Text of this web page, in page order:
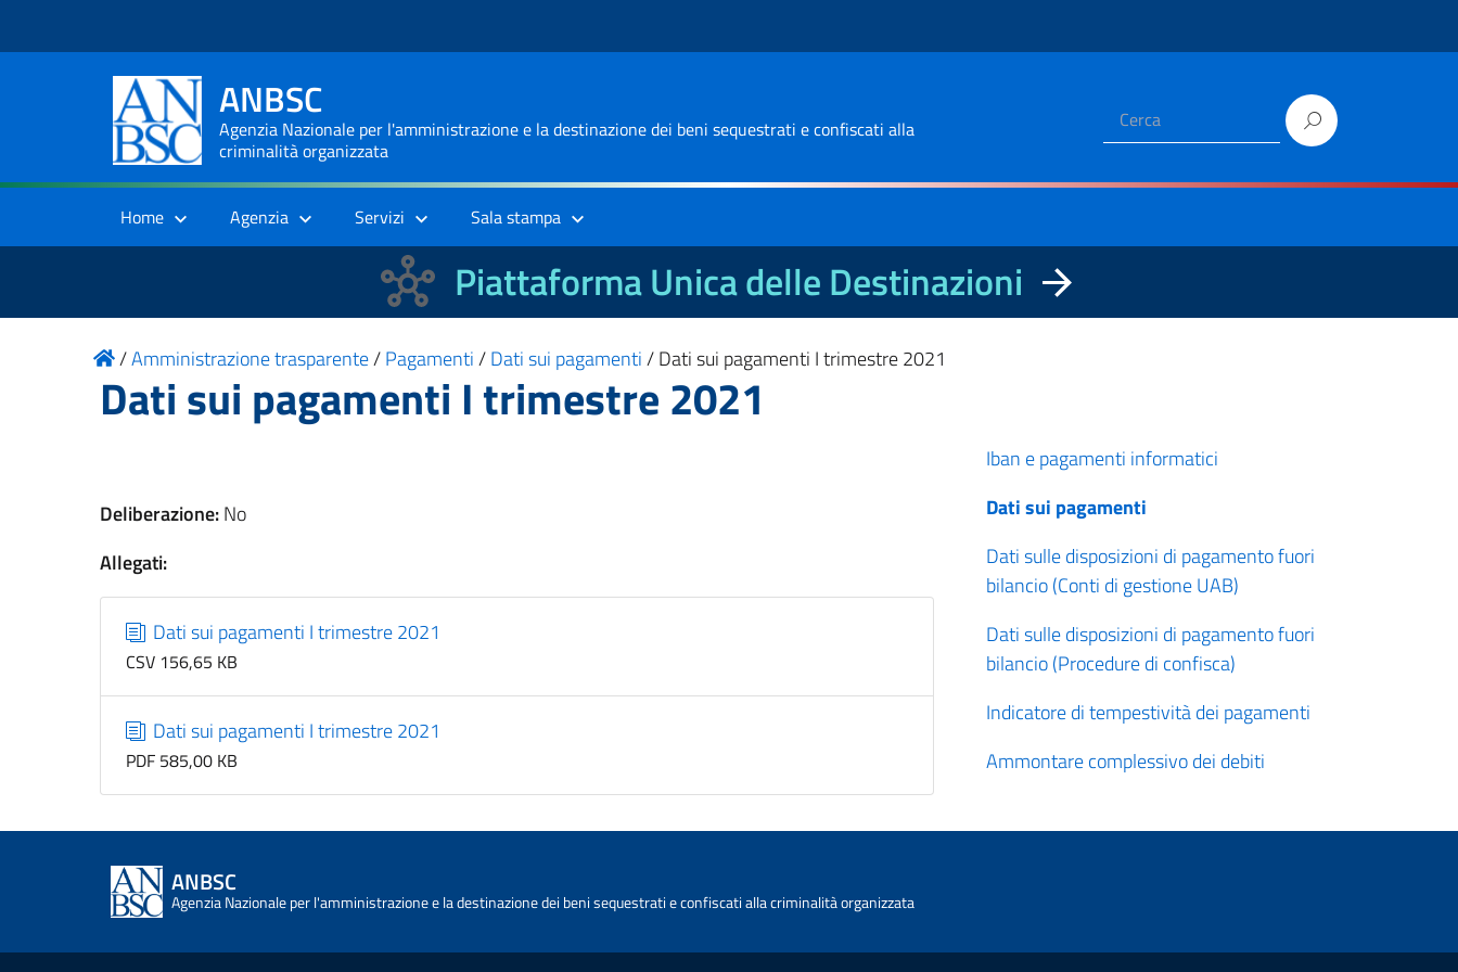
ANBSC
Agenzia Nazionale per l'amministrazione e la destinazione dei beni sequestrati e confiscati alla
criminalità organizzata
Home Agenzia Servizi Sala stampa
Piattaforma Unica delle Destinazioni
/Amministrazione trasparente/Pagamenti/Dati sui pagamenti/Dati sui pagamenti I trimestre 2021
Dati sui pagamenti I trimestre 2021
Deliberazione:No
Allegati:
Dati sui pagamenti I trimestre 2021
CSV 156,65 KB
Dati sui pagamenti I trimestre 2021
PDF 585,00 KB
Iban e pagamenti informatici
Dati sui pagamenti
Dati sulle disposizioni di pagamento fuori
bilancio (Conti di gestione UAB)
Dati sulle disposizioni di pagamento fuori
bilancio (Procedure di confisca)
Indicatore di tempestività dei pagamenti
Ammontare complessivo dei debiti
ANBSC
Agenzia Nazionale per l'amministrazione e la destinazione dei beni sequestrati e confiscati alla criminalità organizzata